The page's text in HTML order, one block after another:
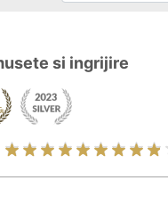
si ingrijire